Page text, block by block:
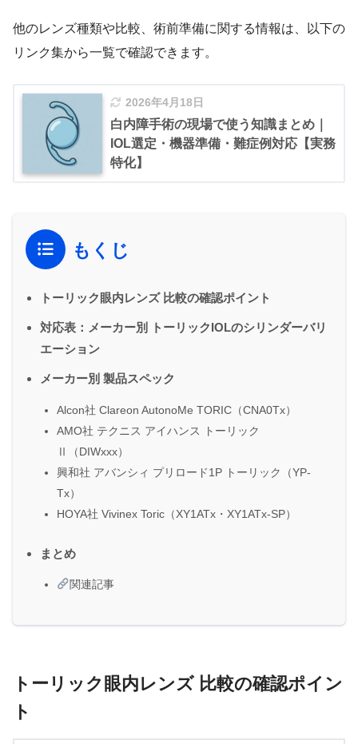
他のレンズ種類や比較、術前準備に関する情報は、以下の
リンク集から一覧で確認できます。
2026年4月18日
白内障手術の現場で使う知識まとめ｜
IOL選定・機器準備・難症例対応【実務
特化】
もくじ
トーリック眼内レンズ 比較の確認ポイント
対応表：メーカー別 トーリックIOLのシリンダーバリ
エーション
メーカー別 製品スペック
Alcon社 Clareon AutonoMe TORIC（CNA0Tx）
AMO社 テクニス アイハンス トーリック
Ⅱ（DIWxxx）
興和社 アバンシィ プリロード1P トーリック（YP-
Tx）
HOYA社 Vivinex Toric（XY1ATx・XY1ATx-SP）
まとめ
関連記事
トーリック眼内レンズ 比較の確認ポイン
ト